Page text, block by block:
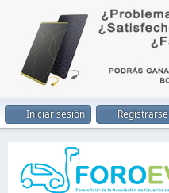
Iniciar sesión Registrarse